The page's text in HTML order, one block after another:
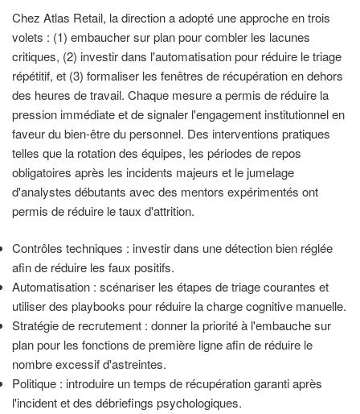
Chez Atlas Retail, la direction a adopté une approche en trois
volets : (1) embaucher sur plan pour combler les lacunes
critiques, (2) investir dans l'automatisation pour réduire le triage
répétitif, et (3) formaliser les fenêtres de récupération en dehors
des heures de travail. Chaque mesure a permis de réduire la
pression immédiate et de signaler l'engagement institutionnel en
faveur du bien-être du personnel. Des interventions pratiques
telles que la rotation des équipes, les périodes de repos
obligatoires après les incidents majeurs et le jumelage
d'analystes débutants avec des mentors expérimentés ont
permis de réduire le taux d'attrition.
Contrôles techniques : investir dans une détection bien réglée
afin de réduire les faux positifs.
Automatisation : scénariser les étapes de triage courantes et
utiliser des playbooks pour réduire la charge cognitive manuelle.
Stratégie de recrutement : donner la priorité à l'embauche sur
plan pour les fonctions de première ligne afin de réduire le
nombre excessif d'astreintes.
Politique : introduire un temps de récupération garanti après
l'incident et des débriefings psychologiques.